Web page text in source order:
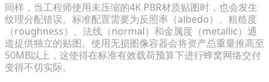
同样，当工程师使用未压缩的4K PBR材质贴图时，也会发生
纹理分配错误。标准配置需要为反照率（albedo）、粗糙度
（roughness）、法线（normal）和金属度（metallic）通
道提供独立的贴图。使用无损图像容器会将资产总重量推高至
50MB以上，这使得在标准有效载荷预算下进行蜂窝网络交付
变得不切实际。